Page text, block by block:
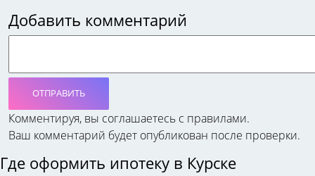
Добавить комментарий
ОТПРАВИТЬ
Комментируя, вы соглашаетесь c правилами.
Ваш комментарий будет опубликован после проверки.
Где оформить ипотеку в Курске